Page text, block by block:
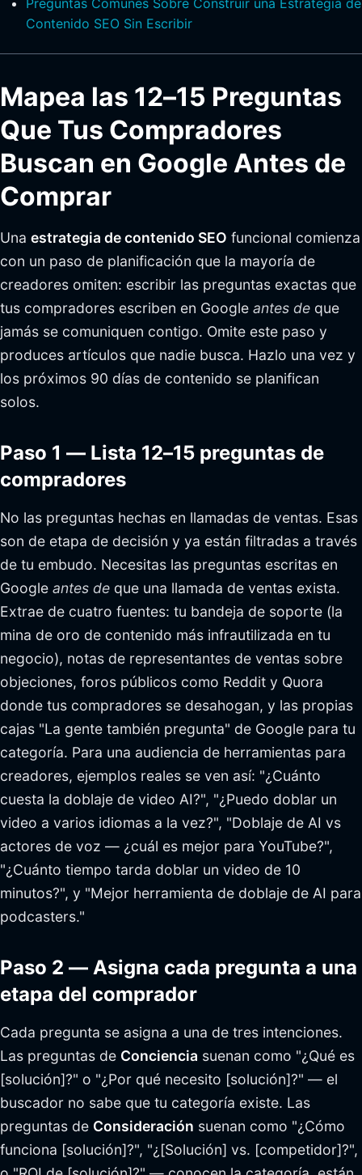
Preguntas Comunes Sobre Construir una Estrategia de
Contenido SEO Sin Escribir
Mapea las 12–15 Preguntas
Que Tus Compradores
Buscan en Google Antes de
Comprar
Una estrategia de contenido SEO funcional comienza
con un paso de planificación que la mayoría de
creadores omiten: escribir las preguntas exactas que
tus compradores escriben en Google antes de que
jamás se comuniquen contigo. Omite este paso y
produces artículos que nadie busca. Hazlo una vez y
los próximos 90 días de contenido se planifican
solos.
Paso 1 — Lista 12–15 preguntas de
compradores
No las preguntas hechas en llamadas de ventas. Esas
son de etapa de decisión y ya están filtradas a través
de tu embudo. Necesitas las preguntas escritas en
Google antes de que una llamada de ventas exista.
Extrae de cuatro fuentes: tu bandeja de soporte (la
mina de oro de contenido más infrautilizada en tu
negocio), notas de representantes de ventas sobre
objeciones, foros públicos como Reddit y Quora
donde tus compradores se desahogan, y las propias
cajas "La gente también pregunta" de Google para tu
categoría. Para una audiencia de herramientas para
creadores, ejemplos reales se ven así: "¿Cuánto
cuesta la doblaje de video AI?", "¿Puedo doblar un
video a varios idiomas a la vez?", "Doblaje de AI vs
actores de voz — ¿cuál es mejor para YouTube?",
"¿Cuánto tiempo tarda doblar un video de 10
minutos?", y "Mejor herramienta de doblaje de AI para
podcasters."
Paso 2 — Asigna cada pregunta a una
etapa del comprador
Cada pregunta se asigna a una de tres intenciones.
Las preguntas de Conciencia suenan como "¿Qué es
[solución]?" o "¿Por qué necesito [solución]?" — el
buscador no sabe que tu categoría existe. Las
preguntas de Consideración suenan como "¿Cómo
funciona [solución]?", "¿[Solución] vs. [competidor]?",